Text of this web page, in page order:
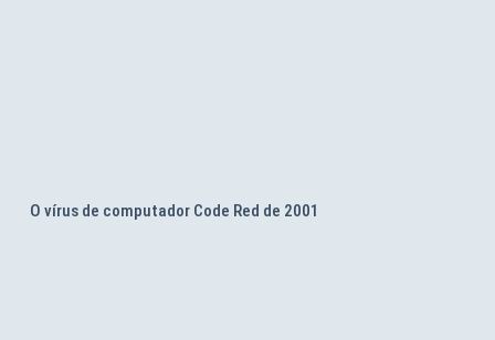
O vírus de computador Code Red de 2001